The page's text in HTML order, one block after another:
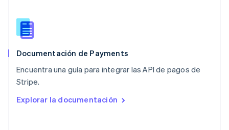
Documentación de Payments
Encuentra una guía para integrar las API de pagos de
Stripe.
Explorar la documentación
Português
RAE de Hong Kong, China
Reino Unido
República Checa
English
English